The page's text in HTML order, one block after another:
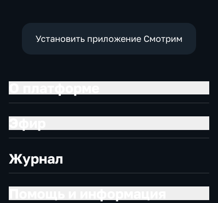
Установить приложение Смотрим
Журнал